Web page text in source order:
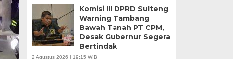
Komisi III DPRD Sulteng
Warning Tambang
Bawah Tanah PT CPM,
Desak Gubernur Segera
Bertindak
2 Agustus 2026 | 19:15 WIB